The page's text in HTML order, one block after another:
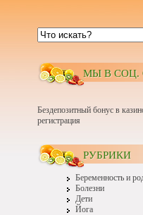
МЫ В СОЦ.
Бездепозитный бонус в
регистрация
РУБРИКИ
Беременность и
Болезни
Дети
Йога